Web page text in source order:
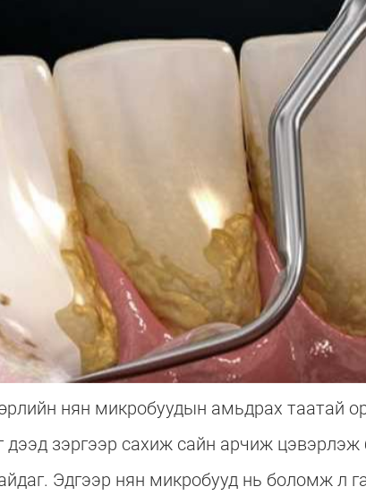
нян микробуудын амьдрах таатай
дээд зэргээр сахиж сайн арчиж
Эдгээр нян микробууд нь боломж л